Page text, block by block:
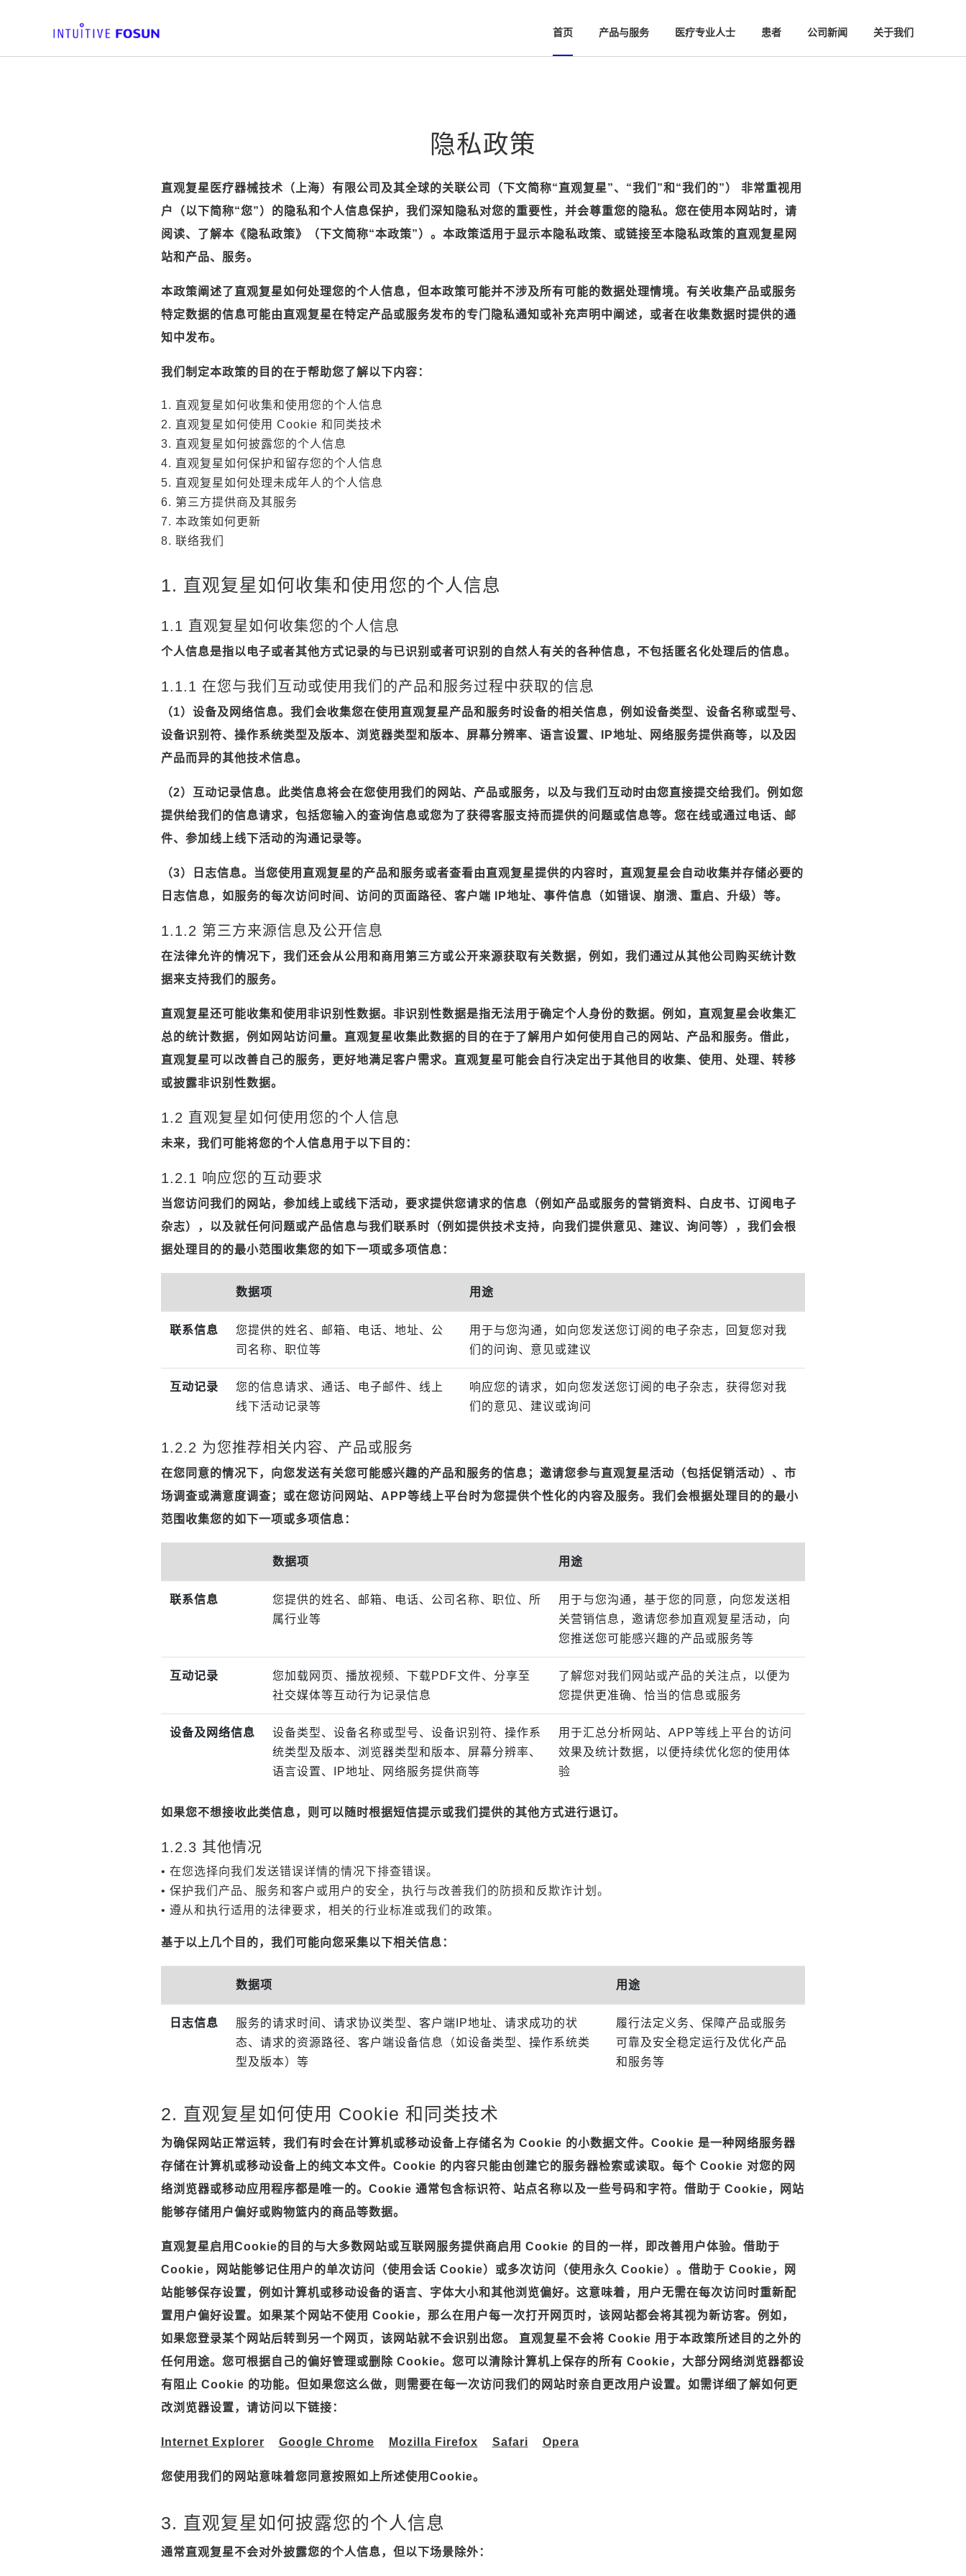
首页 产品与服务 医疗专业人士 患者 公司新闻 关于我们
隐私政策
直观复星医疗器械技术（上海）有限公司及其全球的关联公司（下文简称“直观复星”、“我们”和“我们的”） 非常重视用
户（以下简称“您”）的隐私和个人信息保护，我们深知隐私对您的重要性，并会尊重您的隐私。您在使用本网站时，请
阅读、了解本《隐私政策》（下文简称“本政策”）。本政策适用于显示本隐私政策、或链接至本隐私政策的直观复星网
站和产品、服务。
本政策阐述了直观复星如何处理您的个人信息，但本政策可能并不涉及所有可能的数据处理情境。有关收集产品或服务
特定数据的信息可能由直观复星在特定产品或服务发布的专门隐私通知或补充声明中阐述，或者在收集数据时提供的通
知中发布。
我们制定本政策的目的在于帮助您了解以下内容：
1. 直观复星如何收集和使用您的个人信息
2. 直观复星如何使用 Cookie 和同类技术
3. 直观复星如何披露您的个人信息
4. 直观复星如何保护和留存您的个人信息
5. 直观复星如何处理未成年人的个人信息
6. 第三方提供商及其服务
7. 本政策如何更新
8. 联络我们
1. 直观复星如何收集和使用您的个人信息
1.1 直观复星如何收集您的个人信息
个人信息是指以电子或者其他方式记录的与已识别或者可识别的自然人有关的各种信息，不包括匿名化处理后的信息。
1.1.1 在您与我们互动或使用我们的产品和服务过程中获取的信息
（1）设备及网络信息。我们会收集您在使用直观复星产品和服务时设备的相关信息，例如设备类型、设备名称或型号、
设备识别符、操作系统类型及版本、浏览器类型和版本、屏幕分辨率、语言设置、IP地址、网络服务提供商等，以及因
产品而异的其他技术信息。
（2）互动记录信息。此类信息将会在您使用我们的网站、产品或服务，以及与我们互动时由您直接提交给我们。例如您
提供给我们的信息请求，包括您输入的查询信息或您为了获得客服支持而提供的问题或信息等。您在线或通过电话、邮
件、参加线上线下活动的沟通记录等。
（3）日志信息。当您使用直观复星的产品和服务或者查看由直观复星提供的内容时，直观复星会自动收集并存储必要的
日志信息，如服务的每次访问时间、访问的页面路径、客户端 IP地址、事件信息（如错误、崩溃、重启、升级）等。
1.1.2 第三方来源信息及公开信息
在法律允许的情况下，我们还会从公用和商用第三方或公开来源获取有关数据，例如，我们通过从其他公司购买统计数
据来支持我们的服务。
直观复星还可能收集和使用非识别性数据。非识别性数据是指无法用于确定个人身份的数据。例如，直观复星会收集汇
总的统计数据，例如网站访问量。直观复星收集此数据的目的在于了解用户如何使用自己的网站、产品和服务。借此，
直观复星可以改善自己的服务，更好地满足客户需求。直观复星可能会自行决定出于其他目的收集、使用、处理、转移
或披露非识别性数据。
1.2 直观复星如何使用您的个人信息
未来，我们可能将您的个人信息用于以下目的：
1.2.1 响应您的互动要求
当您访问我们的网站，参加线上或线下活动，要求提供您请求的信息（例如产品或服务的营销资料、白皮书、订阅电子
杂志），以及就任何问题或产品信息与我们联系时（例如提供技术支持，向我们提供意见、建议、询问等），我们会根
据处理目的的最小范围收集您的如下一项或多项信息：
数据项 用途
联系信息
您提供的姓名、邮箱、电话、地址、公
司名称、职位等
用于与您沟通，如向您发送您订阅的电子杂志，回复您对我
们的问询、意见或建议
互动记录
您的信息请求、通话、电子邮件、线上
线下活动记录等
响应您的请求，如向您发送您订阅的电子杂志，获得您对我
们的意见、建议或询问
1.2.2 为您推荐相关内容、产品或服务
在您同意的情况下，向您发送有关您可能感兴趣的产品和服务的信息；邀请您参与直观复星活动（包括促销活动）、市
场调查或满意度调查；或在您访问网站、APP等线上平台时为您提供个性化的内容及服务。我们会根据处理目的的最小
范围收集您的如下一项或多项信息：
数据项 用途
联系信息
您提供的姓名、邮箱、电话、公司名称、职位、所
属行业等
用于与您沟通，基于您的同意，向您发送相
关营销信息，邀请您参加直观复星活动，向
您推送您可能感兴趣的产品或服务等
互动记录
您加载网页、播放视频、下载PDF文件、分享至
社交媒体等互动行为记录信息
了解您对我们网站或产品的关注点，以便为
您提供更准确、恰当的信息或服务
设备及网络信息
设备类型、设备名称或型号、设备识别符、操作系
统类型及版本、浏览器类型和版本、屏幕分辨率、
语言设置、IP地址、网络服务提供商等
用于汇总分析网站、APP等线上平台的访问
效果及统计数据，以便持续优化您的使用体
验
如果您不想接收此类信息，则可以随时根据短信提示或我们提供的其他方式进行退订。
1.2.3 其他情况
• 在您选择向我们发送错误详情的情况下排查错误。
• 保护我们产品、服务和客户或用户的安全，执行与改善我们的防损和反欺诈计划。
• 遵从和执行适用的法律要求，相关的行业标准或我们的政策。
基于以上几个目的，我们可能向您采集以下相关信息：
数据项 用途
日志信息
服务的请求时间、请求协议类型、客户端IP地址、请求成功的状
态、请求的资源路径、客户端设备信息（如设备类型、操作系统类
型及版本）等
履行法定义务、保障产品或服务
可靠及安全稳定运行及优化产品
和服务等
2. 直观复星如何使用 Cookie 和同类技术
为确保网站正常运转，我们有时会在计算机或移动设备上存储名为 Cookie 的小数据文件。Cookie 是一种网络服务器
存储在计算机或移动设备上的纯文本文件。Cookie 的内容只能由创建它的服务器检索或读取。每个 Cookie 对您的网
络浏览器或移动应用程序都是唯一的。Cookie 通常包含标识符、站点名称以及一些号码和字符。借助于 Cookie，网站
能够存储用户偏好或购物篮内的商品等数据。
直观复星启用Cookie的目的与大多数网站或互联网服务提供商启用 Cookie 的目的一样，即改善用户体验。借助于
Cookie，网站能够记住用户的单次访问（使用会话 Cookie）或多次访问（使用永久 Cookie）。借助于 Cookie，网
站能够保存设置，例如计算机或移动设备的语言、字体大小和其他浏览偏好。这意味着，用户无需在每次访问时重新配
置用户偏好设置。如果某个网站不使用 Cookie，那么在用户每一次打开网页时，该网站都会将其视为新访客。例如，
如果您登录某个网站后转到另一个网页，该网站就不会识别出您。 直观复星不会将 Cookie 用于本政策所述目的之外的
任何用途。您可根据自己的偏好管理或删除 Cookie。您可以清除计算机上保存的所有 Cookie，大部分网络浏览器都设
有阻止 Cookie 的功能。但如果您这么做，则需要在每一次访问我们的网站时亲自更改用户设置。如需详细了解如何更
改浏览器设置，请访问以下链接：
Internet Explorer Google Chrome Mozilla Firefox Safari Opera
您使用我们的网站意味着您同意按照如上所述使用Cookie。
3. 直观复星如何披露您的个人信息
通常直观复星不会对外披露您的个人信息，但以下场景除外：